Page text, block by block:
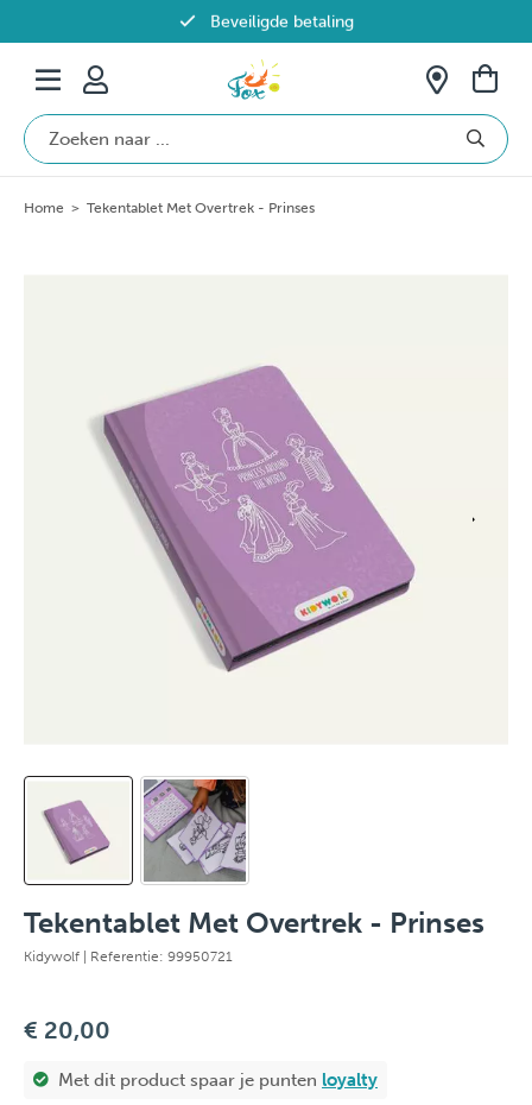
Beveiligde betaling
Gratis verzending vanaf €69 in België
Home > Tekentablet Met Overtrek - Prinses
Tekentablet Met Overtrek - Prinses
Kidywolf | Referentie: 99950721
€ 20,00
Met dit product spaar je punten loyalty